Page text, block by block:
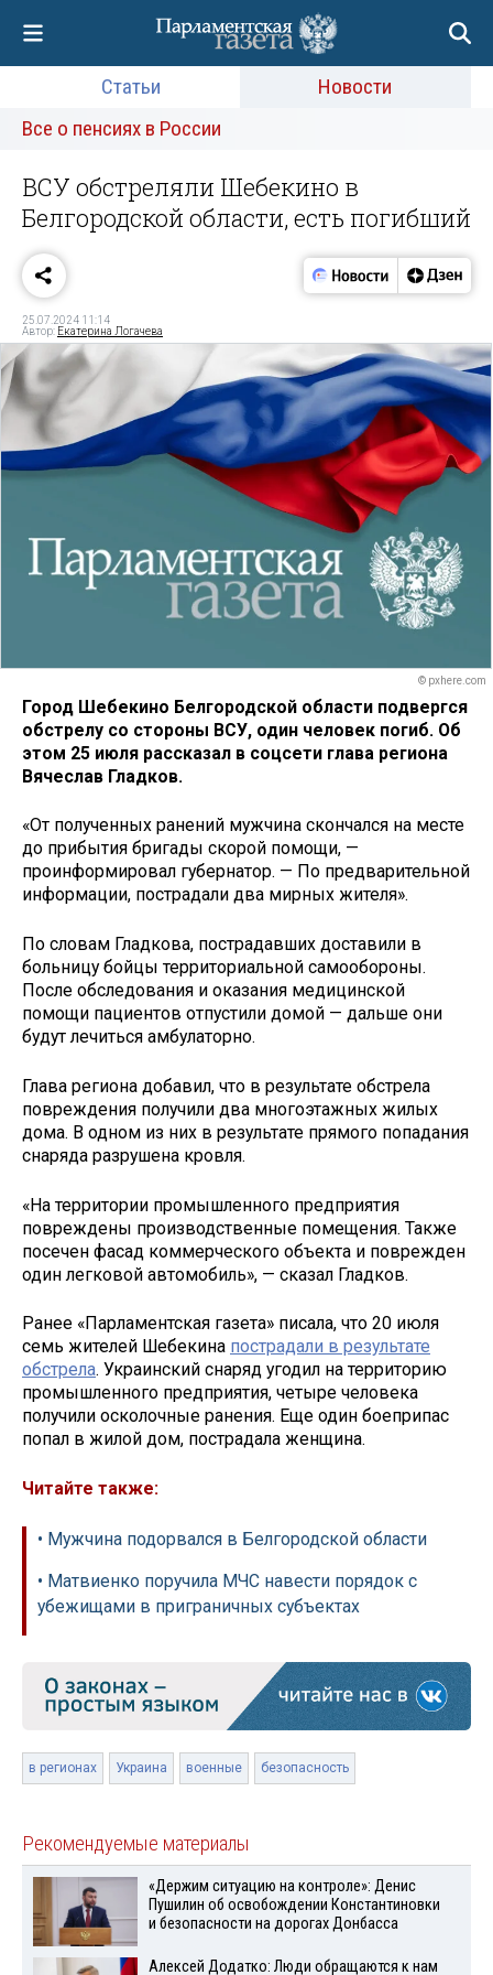
Статьи
Новости
Все о пенсиях в России
ВСУ обстреляли Шебекино в
Белгородской области, есть погибший
25.07.2024 11:14
Автор: Екатерина Логачева
© pxhere.com
Город Шебекино Белгородской области подвергся
обстрелу со стороны ВСУ, один человек погиб. Об
этом 25 июля рассказал в соцсети глава региона
Вячеслав Гладков.
«От полученных ранений мужчина скончался на месте
до прибытия бригады скорой помощи, —
проинформировал губернатор. — По предварительной
информации, пострадали два мирных жителя».
По словам Гладкова, пострадавших доставили в
больницу бойцы территориальной самообороны.
После обследования и оказания медицинской
помощи пациентов отпустили домой — дальше они
будут лечиться амбулаторно.
Глава региона добавил, что в результате обстрела
повреждения получили два многоэтажных жилых
дома. В одном из них в результате прямого попадания
снаряда разрушена кровля.
«На территории промышленного предприятия
повреждены производственные помещения. Также
посечен фасад коммерческого объекта и поврежден
один легковой автомобиль», — сказал Гладков.
Ранее «Парламентская газета» писала, что 20 июля
семь жителей Шебекина пострадали в результате
обстрела. Украинский снаряд угодил на территорию
промышленного предприятия, четыре человека
получили осколочные ранения. Еще один боеприпас
попал в жилой дом, пострадала женщина.
Читайте также:
• Мужчина подорвался в Белгородской области
• Матвиенко поручила МЧС навести порядок с
убежищами в приграничных субъектах
в регионах Украина военные безопасность
Рекомендуемые материалы
«Держим ситуацию на контроле»: Денис
Пушилин об освобождении Константиновки
и безопасности на дорогах Донбасса
Алексей Додатко: Люди обращаются к нам